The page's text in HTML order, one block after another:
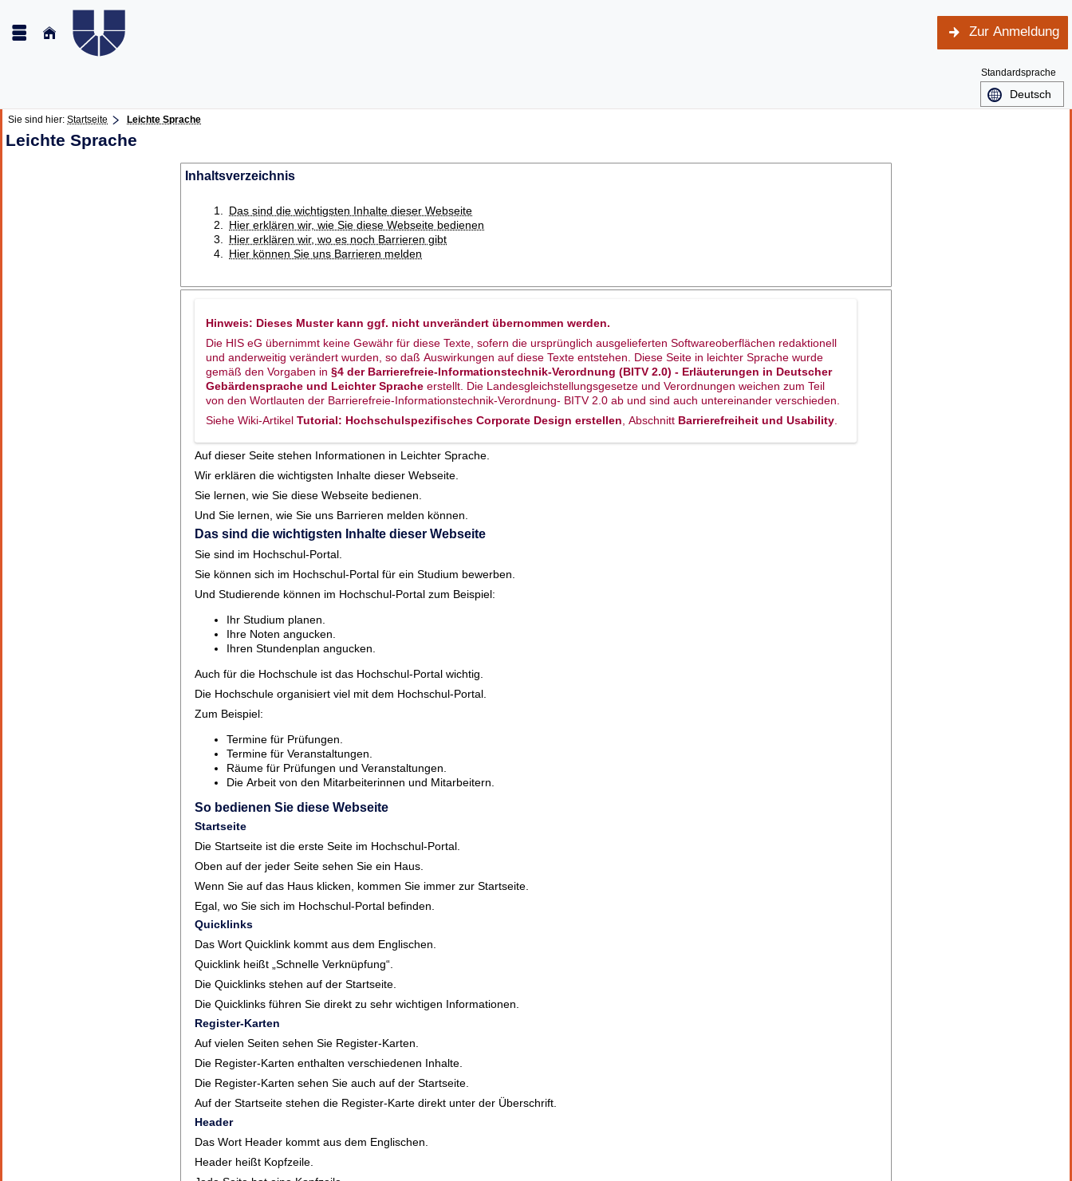
Zur Anmeldung
Standardsprache
Sie sind hier: Startseite Leichte Sprache
Leichte Sprache
Inhaltsverzeichnis
Das sind die wichtigsten Inhalte dieser Webseite
Hier erklären wir, wie Sie diese Webseite bedienen
Hier erklären wir, wo es noch Barrieren gibt
Hier können Sie uns Barrieren melden
Hinweis: Dieses Muster kann ggf. nicht unverändert übernommen werden.
Die HIS eG übernimmt keine Gewähr für diese Texte, sofern die ursprünglich ausgelieferten Softwareoberflächen redaktionell
und anderweitig verändert wurden, so daß Auswirkungen auf diese Texte entstehen. Diese Seite in leichter Sprache wurde
gemäß den Vorgaben in §4 der Barrierefreie-Informationstechnik-Verordnung (BITV 2.0) - Erläuterungen in Deutscher
Gebärdensprache und Leichter Spracheerstellt. Die Landesgleichstellungsgesetze und Verordnungen weichen zum Teil
von den Wortlauten der Barrierefreie-Informationstechnik-Verordnung- BITV 2.0 ab und sind auch untereinander verschieden.
Siehe Wiki-ArtikelTutorial: Hochschulspezifisches Corporate Design erstellen , Abschnitt Barrierefreiheit und Usability
Auf dieser Seite stehen Informationen in Leichter Sprache.
Wir erklären die wichtigsten Inhalte dieser Webseite.
Sie lernen, wie Sie diese Webseite bedienen.
Und Sie lernen, wie Sie uns Barrieren melden können.
Das sind die wichtigsten Inhalte dieser Webseite
Sie sind im Hochschul-Portal.
Sie können sich im Hochschul-Portal für ein Studium bewerben.
Und Studierende können im Hochschul-Portal zum Beispiel:
Ihr Studium planen.
Ihre Noten angucken.
Ihren Stundenplan angucken.
Auch für die Hochschule ist das Hochschul-Portal wichtig.
Die Hochschule organisiert viel mit dem Hochschul-Portal.
Zum Beispiel:
Termine für Prüfungen.
Termine für Veranstaltungen.
Räume für Prüfungen und Veranstaltungen.
Die Arbeit von den Mitarbeiterinnen und Mitarbeitern.
So bedienen Sie diese Webseite
Startseite
Die Startseite ist die erste Seite im Hochschul-Portal.
Oben auf der jeder Seite sehen Sie ein Haus.
Wenn Sie auf das Haus klicken, kommen Sie immer zur Startseite.
Egal, wo Sie sich im Hochschul-Portal befinden.
Quicklinks
Das Wort Quicklink kommt aus dem Englischen.
Quicklink heißt „Schnelle Verknüpfung“.
Die Quicklinks stehen auf der Startseite.
Die Quicklinks führen Sie direkt zu sehr wichtigen Informationen.
Register-Karten
Auf vielen Seiten sehen Sie Register-Karten.
Die Register-Karten enthalten verschiedenen Inhalte.
Die Register-Karten sehen Sie auch auf der Startseite.
Auf der Startseite stehen die Register-Karte direkt unter der Überschrift.
Header
Das Wort Header kommt aus dem Englischen.
Header heißt Kopfzeile.